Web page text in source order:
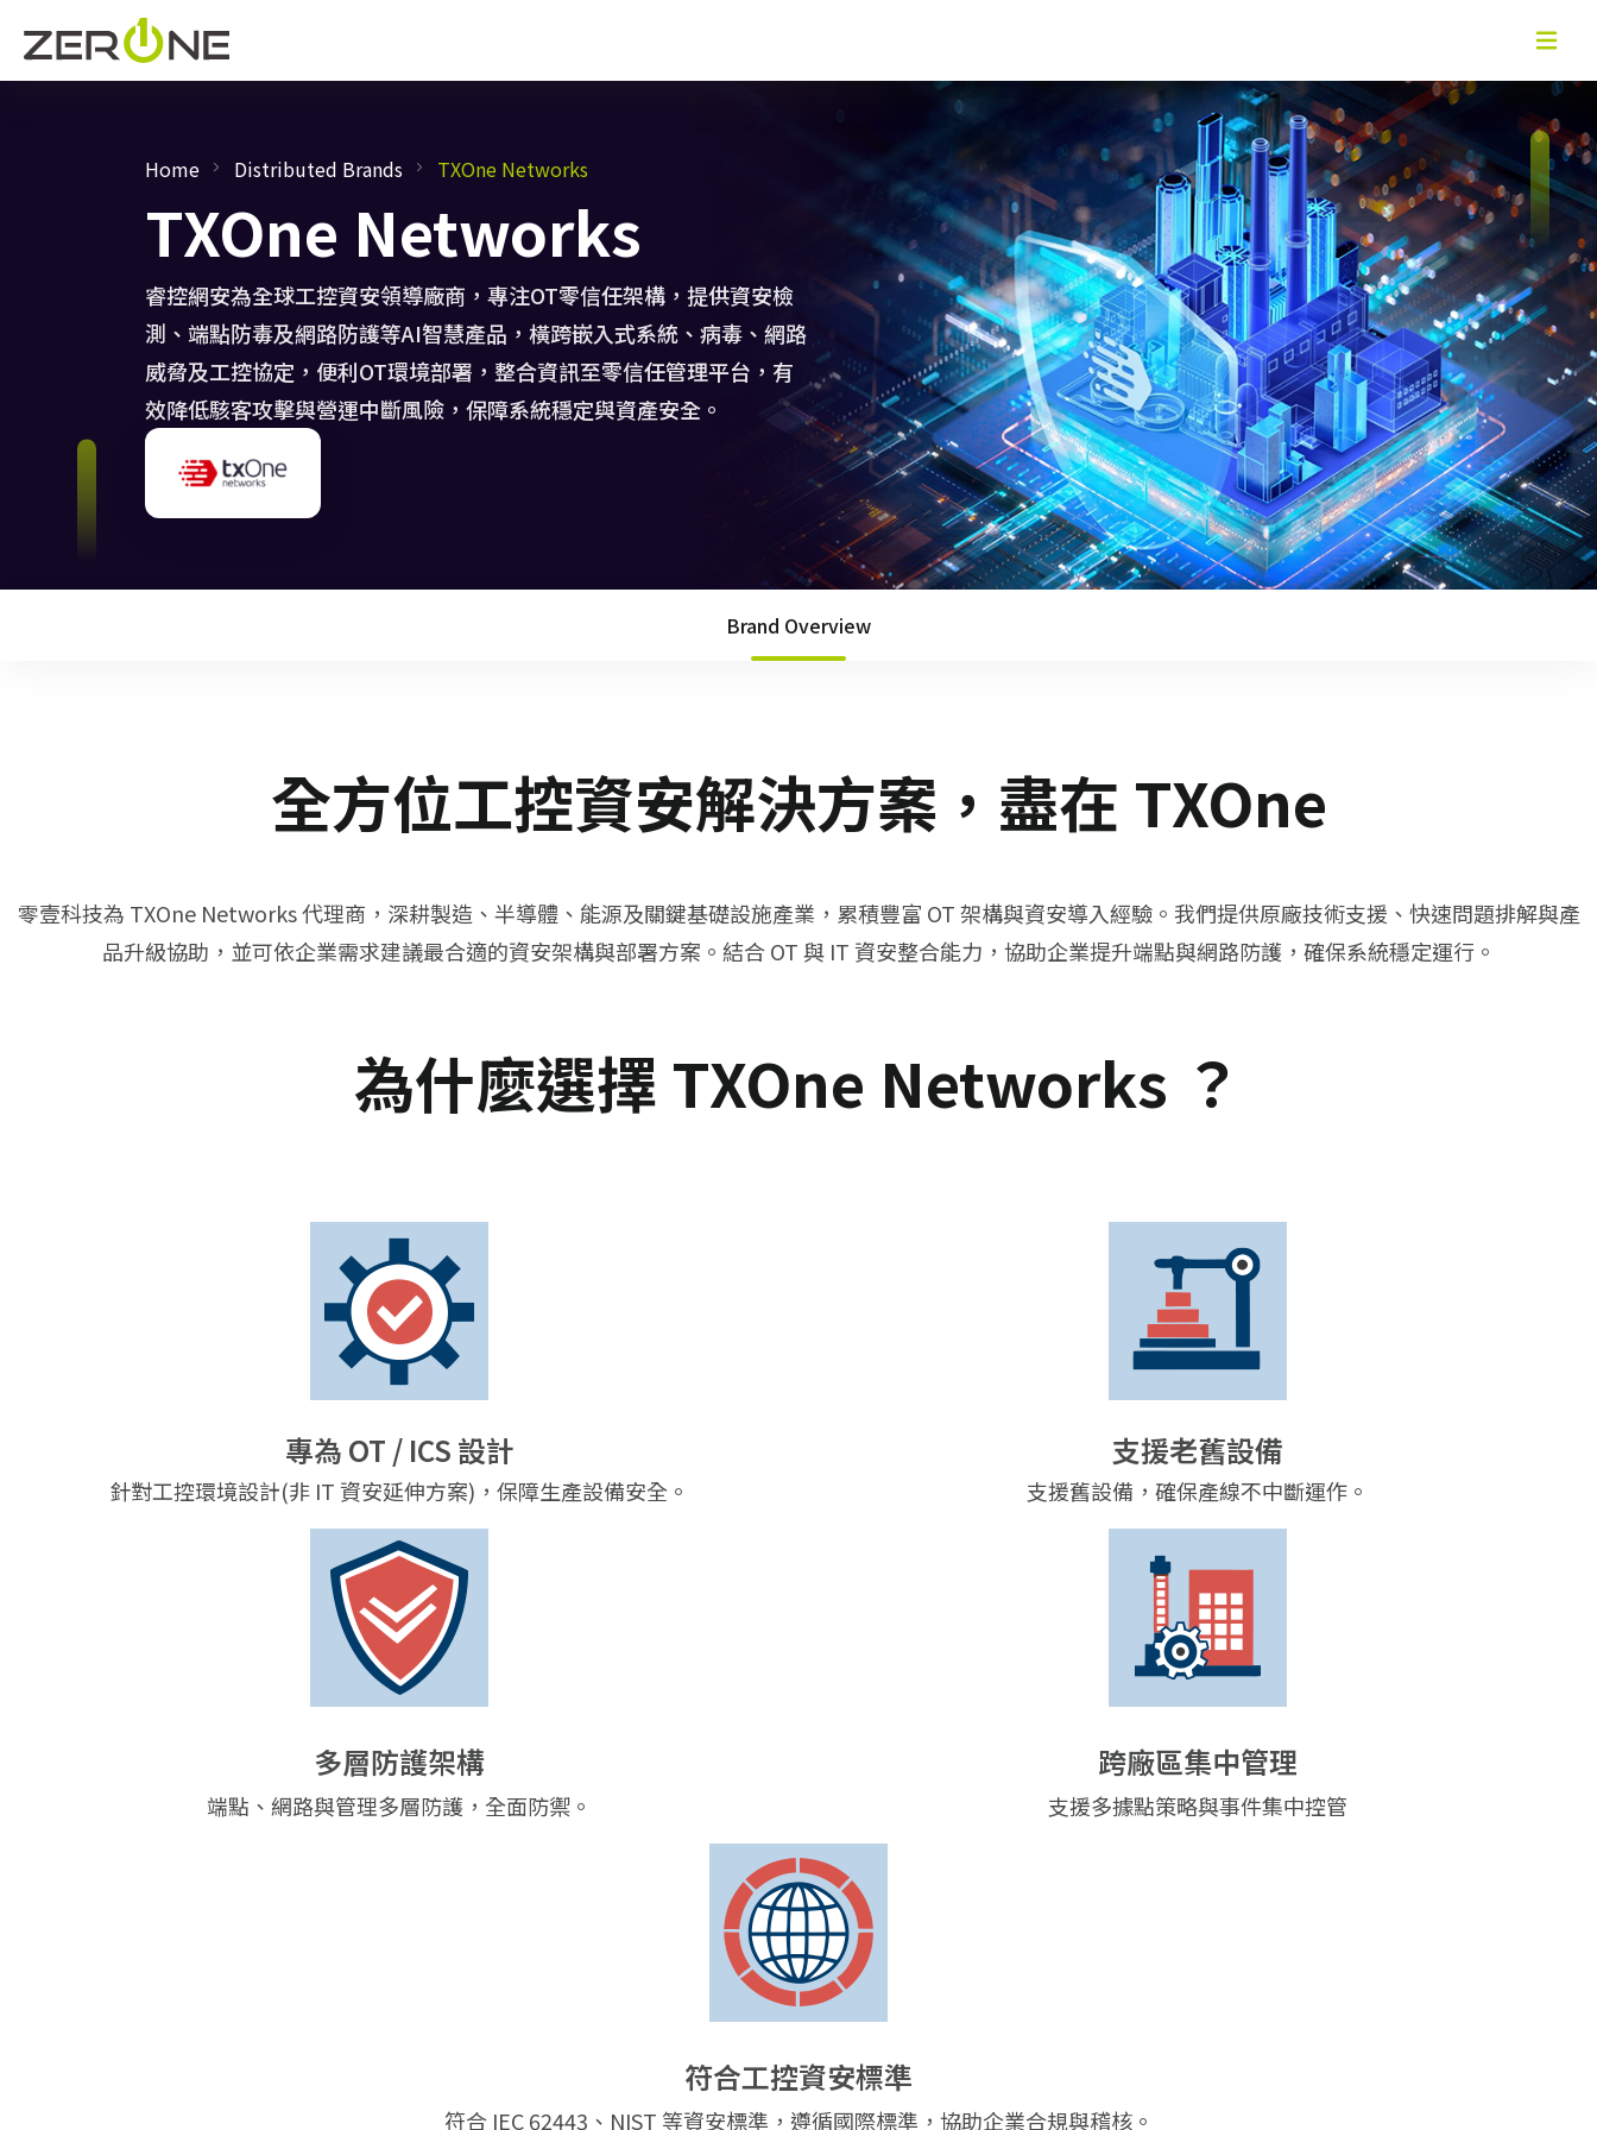
Home Distributed Brands TXOne Networks
TXOne Networks
睿控網安為全球工控資安領導廠商，專注OT零信任架構，提供資安檢
測、端點防毒及網路防護等AI智慧產品，橫跨嵌入式系統、病毒、網路
威脅及工控協定，便利OT環境部署，整合資訊至零信任管理平台，有
效降低駭客攻擊與營運中斷風險，保障系統穩定與資產安全。
Brand Overview
全方位工控資安解決方案，盡在 TXOne
零壹科技為 TXOne Networks 代理商，深耕製造、半導體、能源及關鍵基礎設施產業，累積豐富 OT 架構與資安導入經驗。我們提供原廠技術支援、快速問題排解與產
品升級協助，並可依企業需求建議最合適的資安架構與部署方案。結合 OT 與 IT 資安整合能力，協助企業提升端點與網路防護，確保系統穩定運行。
為什麼選擇 TXOne Networks ？
專為 OT / ICS 設計
針對工控環境設計(非 IT 資安延伸方案)，保障生產設備安全。
支援老舊設備
支援舊設備，確保產線不中斷運作。
多層防護架構
端點、網路與管理多層防護，全面防禦。
跨廠區集中管理
支援多據點策略與事件集中控管
符合工控資安標準
符合 IEC 62443、NIST 等資安標準，遵循國際標準，協助企業合規與稽核。